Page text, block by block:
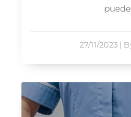
27/11/2023 |